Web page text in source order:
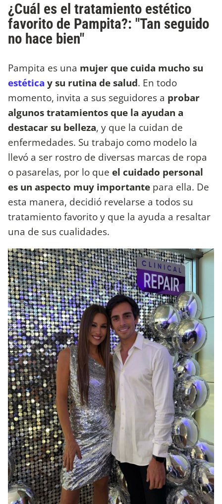
¿Cuál es el tratamiento estético
favorito de Pampita?: "Tan seguido
no hace bien"
Pampita es una mujer que cuida mucho su
estética y su rutina de salud. En todo
momento, invita a sus seguidores a probar
algunos tratamientos que la ayudan a
destacar su belleza, y que la cuidan de
enfermedades. Su trabajo como modelo la
llevó a ser rostro de diversas marcas de ropa
o pasarelas, por lo que el cuidado personal
es un aspecto muy importante para ella. De
esta manera, decidió revelarse a todos su
tratamiento favorito y que la ayuda a resaltar
una de sus cualidades.